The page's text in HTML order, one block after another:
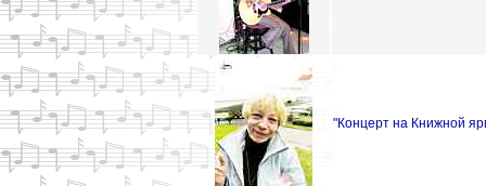
"Концерт на Книжной